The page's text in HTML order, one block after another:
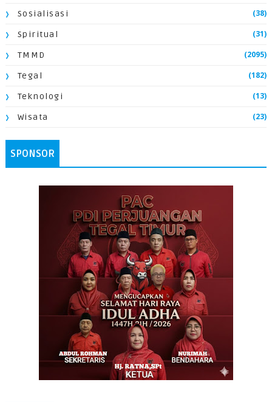
Sosialisasi (38)
Spiritual (31)
TMMD (2095)
Tegal (182)
Teknologi (13)
Wisata (23)
SPONSOR